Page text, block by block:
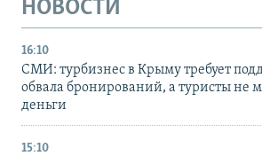
НОВОСТИ
16:10
СМИ: турбизнес в Крыму требует
обвала бронирований, а туристы не
деньги
15:10